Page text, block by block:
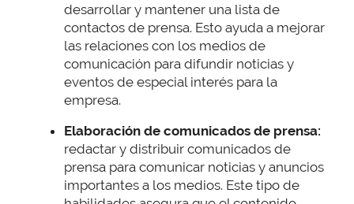
desarrollar y mantener una lista de
contactos de prensa. Esto ayuda a mejorar
las relaciones con los medios de
comunicación para difundir noticias y
eventos de especial interés para la
empresa.
Elaboración de comunicados de prensa:
redactar y distribuir comunicados de
prensa para comunicar noticias y anuncios
importantes a los medios. Este tipo de